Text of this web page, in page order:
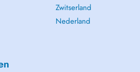
Zwitserland
Nederland